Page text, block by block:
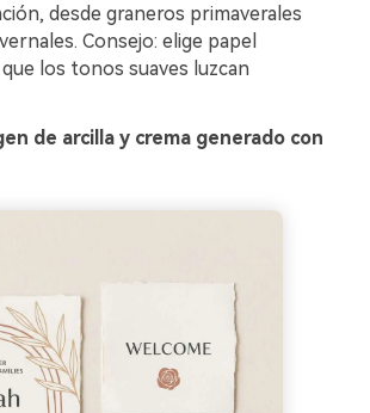
desde graneros primaverales
Consejo: elige papel
los tonos suaves luzcan
de arcilla y crema generado con